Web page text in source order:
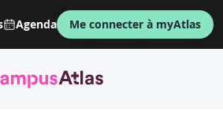
Agenda Me connecter à myAtlas